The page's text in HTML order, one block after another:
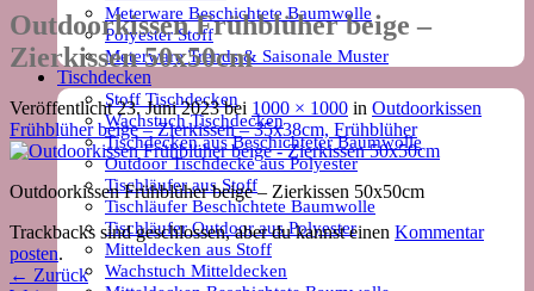
Meterware Beschichtete Baumwolle
Polyester Stoff
Meterware Trends & Saisonale Muster
Tischdecken
Stoff Tischdecken
Wachstuch Tischdecken
Tischdecken aus Beschichteter Baumwolle
Outdoor Tischdecke aus Polyester
Tischläufer aus Stoff
Tischläufer Beschichtete Baumwolle
Tischläufer Outdoor aus Polyester
Mitteldecken aus Stoff
Wachstuch Mitteldecken
Outdoorkissen Frühblüher beige –
Zierkissen 50x50cm
Veröffentlicht23. Juni 2023bei 1000 × 1000 in Outdoorkissen
Frühblüher beige – Zierkissen – 35x38cm, Frühblüher
Outdoorkissen Frühblüher beige – Zierkissen 50x50cm
Trackbacks sind geschlossen, aber du kannst einen Kommentar
posten.
← Zurück